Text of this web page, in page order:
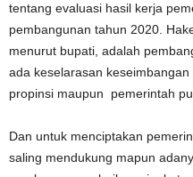
tentang evaluasi hasil kerja
pembangunan tahun 2020.
menurut bupati, adalah
ada keselarasan
propinsi maupun pemerintah
Dan untuk menciptakan
saling mendukung mapun